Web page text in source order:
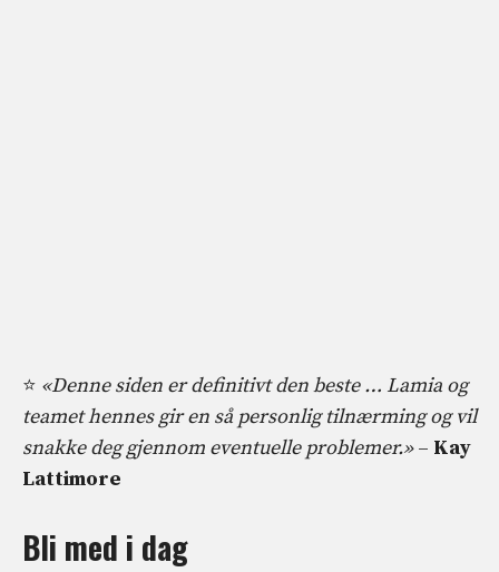
⭐ «Denne siden er definitivt den beste … Lamia og
teamet hennes gir en så personlig tilnærming og vil
snakke deg gjennom eventuelle problemer.»– Kay
Lattimore
Bli med i dag